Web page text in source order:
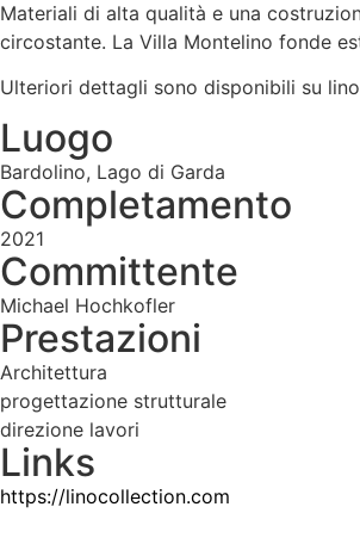
Materiali di alta qualità e una
circostante. La Villa Montelino fonde
Ulteriori dettagli sono disponibili su
Luogo
Bardolino, Lago di Garda
Completamento
2021
Committente
Michael Hochkofler
Prestazioni
Architettura
progettazione strutturale
direzione lavori
Links
https://linocollection.com